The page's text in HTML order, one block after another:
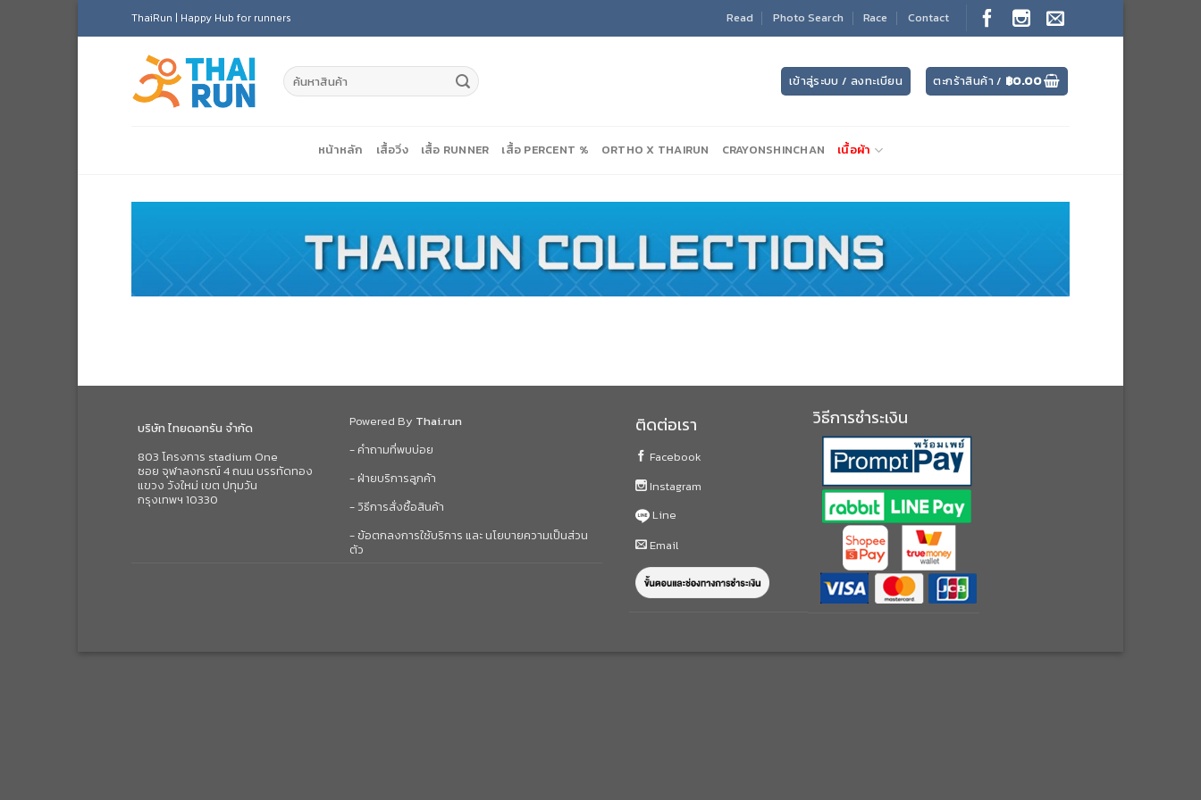
to
ThaiRun | Happy Hub for runners Read Photo Search Race Contact
เข้าสู่ระบบ / ลงทะเบียน ตะกร้าสินค้า / ฿0.00
หน้าหลัก เสื้อวิ่ง เสื้อ RUNNER เสื้อ PERCENT % ORTHO X THAIRUN CRAYONSHINCHAN เนื้อผ้า
ติดต่อเรา
Facebook
Instagram
Line
Email
วิธีการชำระเงิน
บริษัท ไทยดอทรัน จำกัด
803 โครงการ stadium One
ซอย จุฬาลงกรณ์ 4 ถนน บรรทัดทอง
แขวง วังใหม่ เขต ปทุมวัน
กรุงเทพฯ 10330
Powered By Thai.run
- คำถามที่พบบ่อย
- ฝ่ายบริการลูกค้า
- วิธีการสั่งซื้อสินค้า
- ข้อตกลงการใช้บริการ และ นโยบายความเป็นส่วน
ตัว